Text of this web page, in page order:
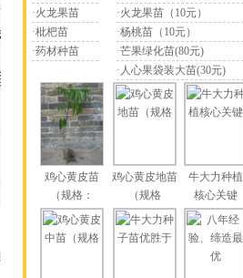
·火龙果苗
·枇杷苗
·药材种苗
·火龙果苗（10元）
·杨桃苗（10元）
·芒果绿化苗(80元)
· 人心果袋装大苗(30元)
鸡心黄皮苗
（规格：
鸡心黄皮地苗
（规格
牛大力种植
核心关键